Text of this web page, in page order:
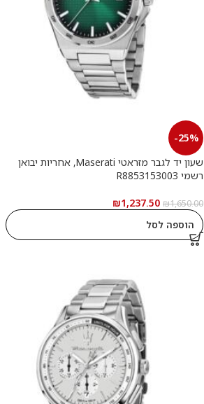
-25%
שעון יד לגבר מזראטי Maserati, אחריות יבואן
רשמי R8853153003
₪1,650.00
₪1,237.50
הוספה לסל